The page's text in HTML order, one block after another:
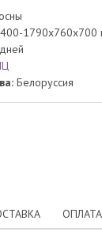
1790x760x700
Белоруссия
ОПЛАТА